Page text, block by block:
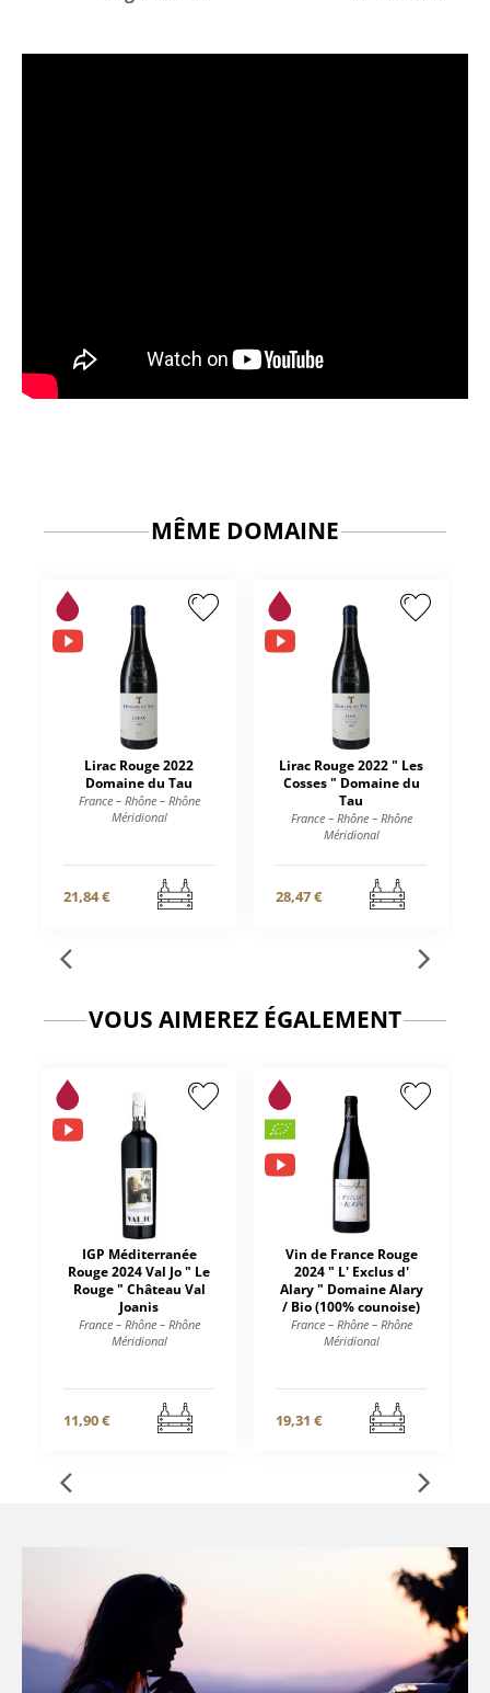
MÊME DOMAINE
Lirac Rouge 2022
Domaine du Tau
France – Rhône – Rhône
Méridional
21,84 €
Lirac Rouge 2022 " Les
Cosses " Domaine du
Tau
France – Rhône – Rhône
Méridional
28,47 €
VOUS AIMEREZ ÉGALEMENT
IGP Méditerranée
Rouge 2024 Val Jo " Le
Rouge " Château Val
Joanis
France – Rhône – Rhône
Méridional
11,90 €
Vin de France Rouge
2024 " L' Exclus d'
Alary " Domaine Alary
/ Bio (100% counoise)
France – Rhône – Rhône
Méridional
19,31 €